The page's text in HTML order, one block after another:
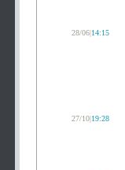
28/06|14:15
27/10|19:28